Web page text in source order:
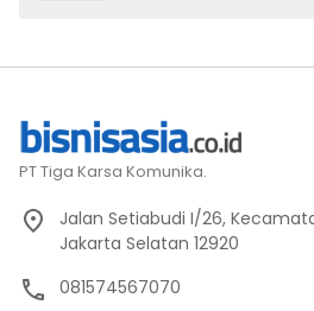
PT Tiga Karsa Komunika.
Jalan Setiabudi I/26,
Jakarta Selatan 12920
081574567070